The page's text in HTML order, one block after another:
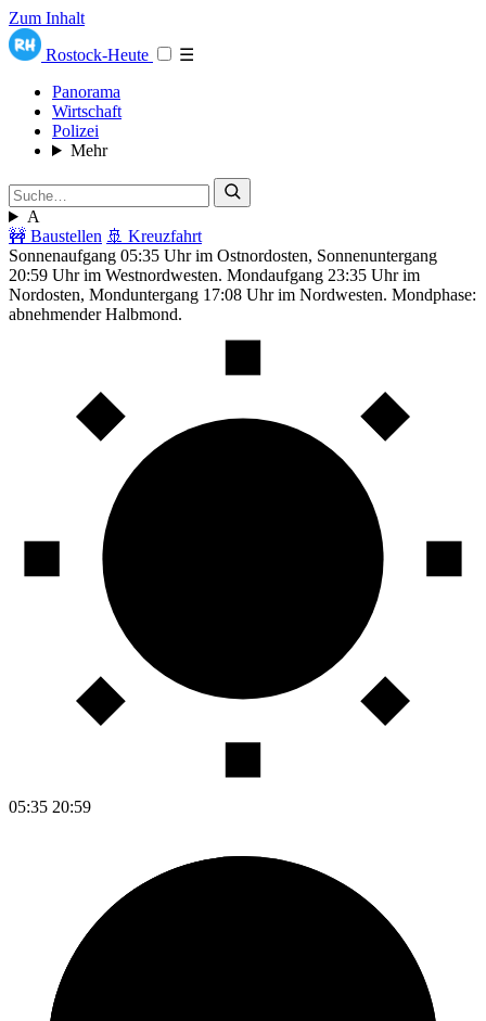
Zum Inhalt
Rostock-Heute
☰
Panorama
Wirtschaft
Polizei
Mehr
A
🚧 Baustellen 🚢 Kreuzfahrt
Sonnenaufgang 05:35 Uhr im Ostnordosten, Sonnenuntergang
20:59 Uhr im Westnordwesten. Mondaufgang 23:35 Uhr im
Nordosten, Monduntergang 17:08 Uhr im Nordwesten. Mondphase:
abnehmender Halbmond.
05:35 20:59